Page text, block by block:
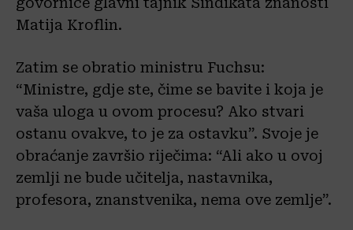
Matija Kroflin.
Zatim se obratio ministru Fuchsu:
“Ministre, gdje ste, čime se bavite i koja je
vaša uloga u ovom procesu? Ako stvari
ostanu ovakve, to je za ostavku”. Svoje je
obraćanje završio riječima: “Ali ako u ovoj
zemlji ne bude učitelja, nastavnika,
profesora, znanstvenika, nema ove zemlje”.